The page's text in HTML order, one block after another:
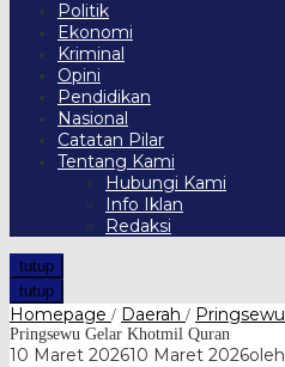
Politik
Ekonomi
Kriminal
Opini
Pendidikan
Nasional
Catatan Pilar
Tentang Kami
Hubungi Kami
Info Iklan
Redaksi
tutup
tutup
Homepage / Daerah / Pringsewu
Pringsewu Gelar Khotmil Quran
10 Maret 202610 Maret 2026oleh